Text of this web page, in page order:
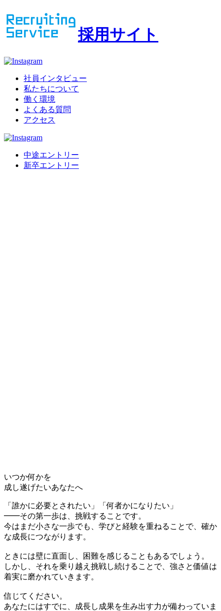
採用サイト
社員インタビュー
私たちについて
働く環境
よくある質問
アクセス
中途エントリー
新卒エントリー
いつか何かを
成し遂げたいあなたへ
「誰かに必要とされたい」「何者かになりたい」
━━その第一歩は、挑戦することです。
今はまだ小さな一歩でも、学びと経験を重ねることで、確か
な成長につながります。
ときには壁に直面し、困難を感じることもあるでしょう。
しかし、それを乗り越え挑戦し続けることで、強さと価値は
着実に磨かれていきます。
信じてください。
あなたにはすでに、成長し成果を生み出す力が備わっていま